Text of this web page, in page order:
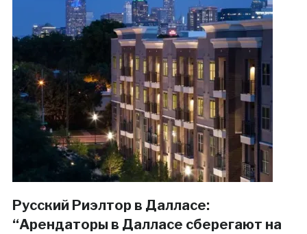
Русский Риэлтор в Далласе:
“Арендаторы в Далласе сберегают на